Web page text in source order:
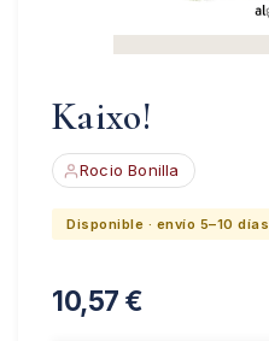
Kaixo!
Rocio Bonilla
Disponible · envío 5–10 días
10,57 €